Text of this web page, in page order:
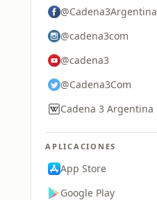
@Cadena3Argentina
@cadena3com
@cadena3
@Cadena3Com
Cadena 3 Argentina
APLICACIONES
App Store
Google Play